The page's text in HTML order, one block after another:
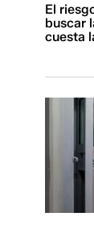
El
buscar
cuesta